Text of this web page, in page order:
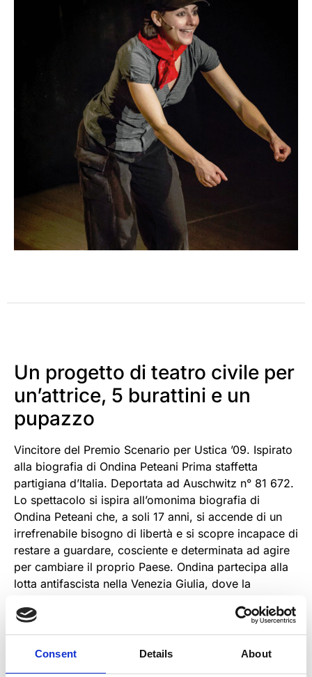
Consent Details About
Un progetto di teatro civile per
un’attrice, 5 burattini e un
pupazzo
Vincitore del Premio Scenario per Ustica ’09. Ispirato
alla biografia di Ondina Peteani Prima staffetta
partigiana d’Italia. Deportata ad Auschwitz n° 81 672.
Lo spettacolo si ispira all’omonima biografia di
Ondina Peteani che, a soli 17 anni, si accende di un
irrefrenabile bisogno di libertà e si scopre incapace di
restare a guardare, cosciente e determinata ad agire
per cambiare il proprio Paese. Ondina partecipa alla
lotta antifascista nella Venezia Giulia, dove la
alla collaborazione con i gruppi partigiani sloveni nati
già nel 1941 per opporsi all’occupazione fascista dei
territori Jugoslavi.